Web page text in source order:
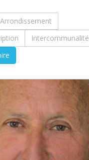
Arrondissement
Intercommunalité